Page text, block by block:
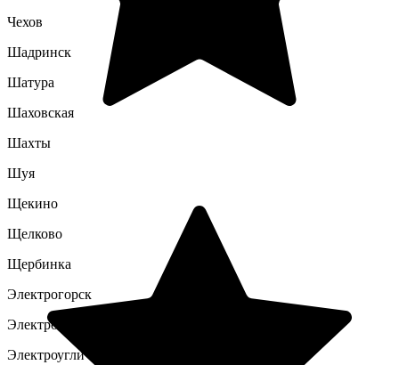
Чехов
Шадринск
Шатура
Шаховская
Шахты
Шуя
Щекино
Щелково
Щербинка
Электрогорск
Электросталь
Электроугли